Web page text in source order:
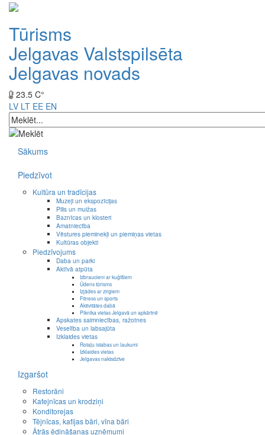
Tūrisms
Jelgavas Valstspilsēta
Jelgavas novads
23.5 C°
LV LT EE EN
Sākums
Piedzīvot
Kultūra un tradīcijas
Muzeji un ekspozīcijas
Pilis un muižas
Baznīcas un klosteri
Amatniecība
Vēstures pieminekļi un piemiņas vietas
Kultūras objekti
Piedzīvojums
Daba un parki
Aktīvā atpūta
Izbraucieni ar kuģīšiem
Ūdens tūrisms
Izjādes ar zirgiem
Fitness un sports
Aktivitātes dabā
Piknika vietas Jelgavā un apkārtnē
Apskates saimniecības, ražotnes
Veselība un labsajūta
Izklaides vietas
Rotaļu istabas un laukumi
Izklaides vietas
Jelgavas naktsdzīve
Izgaršot
Restorāni
Kafejnīcas un krodziņi
Konditorejas
Tējnīcas, kafijas bāri, vīna bāri
Ātrās ēdināšanas uzņēmumi